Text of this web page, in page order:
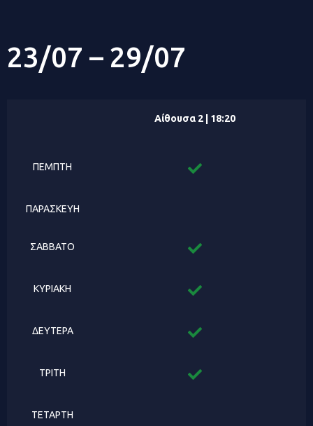
23/07 – 29/07
Αίθουσα 2 | 18:20
ΠΕΜΠΤΗ
ΠΑΡΑΣΚΕΥΗ
ΣΑΒΒΑΤΟ
ΚΥΡΙΑΚΗ
ΔΕΥΤΕΡΑ
ΤΡΙΤΗ
ΤΕΤΑΡΤΗ